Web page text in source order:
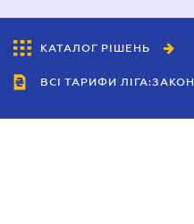
КАТАЛОГ РІШЕНЬ
ВСІ ТАРИФИ ЛІГА:ЗАКОН